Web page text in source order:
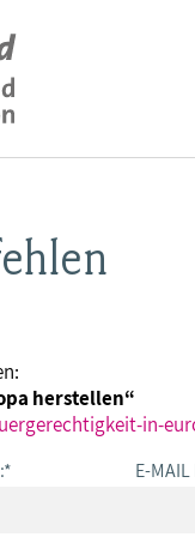
herstellen“
in-
* E-MAIL